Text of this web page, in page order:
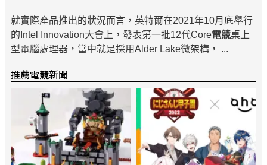
就實際產品推出的狀況而言，英特爾在2021年10月底舉行
的Intel Innovation大會上，發表第一批12代Core電競桌上
型電腦處理器，當中就是採用Alder Lake微架構， ...
推薦電競新聞